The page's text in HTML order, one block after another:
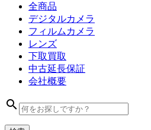
全商品
デジタルカメラ
フィルム カメラ
レンズ
下取買取
中古延長保証
会社概要
search